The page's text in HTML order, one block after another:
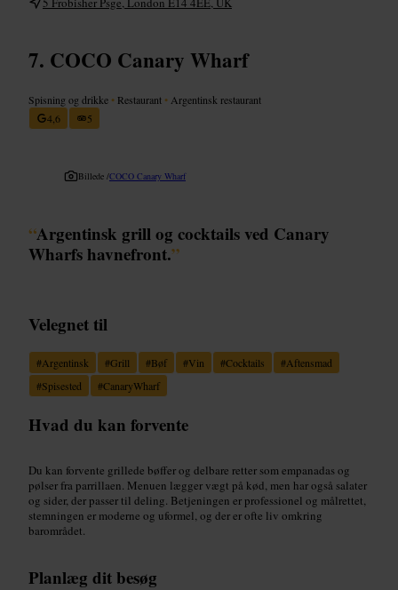
COCO Canary Wharf
Spisning og drikke • Restaurant • Argentinsk restaurant
4,6
5
Billede /COCO Canary Wharf
“Argentinsk grill og cocktails ved Canary
Wharfs havnefront.”
Velegnet til
#Argentinsk #Grill #Bøf #Vin #Cocktails #Aftensmad
#Spisested #CanaryWharf
Hvad du kan forvente
Du kan forvente grillede bøffer og delbare retter som empanadas og
pølser fra parrillaen. Menuen lægger vægt på kød, men har også salater
og sider, der passer til deling. Betjeningen er professionel og målrettet,
stemningen er moderne og uformel, og der er ofte liv omkring
barområdet.
Planlæg dit besøg